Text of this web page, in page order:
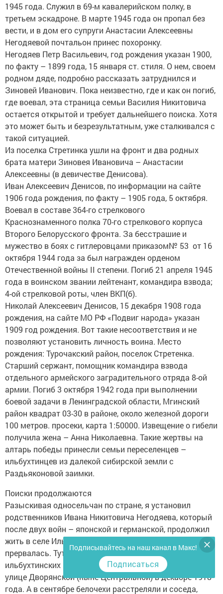
1945 года. Служил в 69-м кавалерийском полку, в
третьем эскадроне. В марте 1945 года он пропал без
вести, и в дом его супруги Анастасии Алексеевны
Негодяевой почтальон принес похоронку.
Негодяев Петр Васильевич, год рождения указан 1900,
по факту – 1899 года, 15 января ст. стиля. О нем, своем
родном дяде, подробно рассказать затруднился и
Зиновей Иванович. Пока неизвестно, где и как он погиб,
где воевал, эта страница семьи Василия Никитовича
остается открытой и требует дальнейшего поиска. Хотя
это может быть и безрезультатным, уже сталкивался с
такой ситуацией.
Из поселка Стретинка ушли на фронт и два родных
брата матери Зиновея Ивановича – Анастасии
Алексеевны (в девичестве Денисова).
Иван Алексеевич Денисов, по информации на сайте
1906 года рождения, по факту – 1905 года, 5 октября.
Воевал в составе 364-го стрелкового
Краснознаменного полка 70-го стрелкового корпуса
Второго Белорусского фронта. За бесстрашие и
мужество в боях с гитлеровцами приказом№ 53 от 16
октября 1944 года за был награжден орденом
Отечественной войны II степени. Погиб 21 апреля 1945
года в воинском звании лейтенант, командира взвода;
4-ой стрелковой роты, член ВКП(б).
Николай Алексеевич Денисов, 15 декабря 1908 года
рождения, на сайте МО РФ «Подвиг народа» указан
1909 год рождения. Вот такие несоответствия и не
позволяют установить личность воина. Место
рождения: Турочакский район, поселок Стретенка.
Старший сержант, помощник командира взвода
отдельного армейского заградительного отряда 8-ой
армии. Погиб 3 октября 1942 года при выполнении
боевой задачи в Ленинградской области, Мгинский
район квадрат 03-30 в районе, около железной дороги
100 метров. просеки, карта 1:50000. Извещение о гибели
получила жена – Анна Николаевна. Такие жертвы на
алтарь победы принесли семьи переселенцев –
ильбухтинцев из далекой сибирской земли с
Раздьяконовой заимки.
Поиски продолжаются
Разыскивая односельчан по стране, я установил
родственников Ивана Никитовича Негодяева, который
после двух войн – японской и германской, продолжил
жить в селе Ильбухтино. Связь со старшим братом
прервалась. Тут гражданская война, расстрелы
ильбухтинских крестьян в селе Набережные Челны на
улице Дворянской (ныне Центральной) в декабре 1918
года. А в сентябре белочехи расстреляли и соседа,
Подписывайтесь на наш канал в Макс!
Подписаться